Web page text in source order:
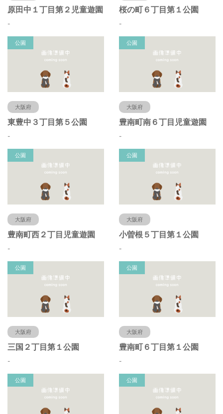
原田中１丁目第２児童遊園
-
桜の町６丁目第１公園
-
公園
大阪府
東豊中３丁目第５公園
-
公園
大阪府
豊南町南６丁目児童遊園
-
公園
大阪府
豊南町西２丁目児童遊園
-
公園
大阪府
小曽根５丁目第１公園
-
公園
大阪府
三国２丁目第１公園
-
公園
大阪府
豊南町６丁目第１公園
-
公園 公園